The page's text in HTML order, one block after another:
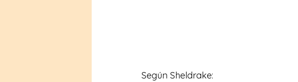
Según Sheldrake: